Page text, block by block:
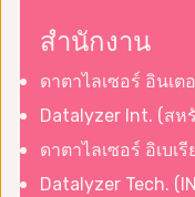
สำนักงาน
ดาตาไลเซอร์ อินเ
Datalyzer Int. (สห
ดาตาไลเซอร์ อิเบเ
Datalyzer Tech.